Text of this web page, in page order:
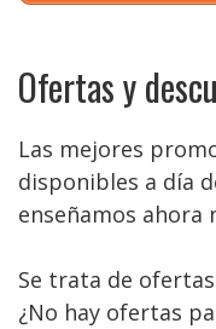
Ofertas y
Las mejores
disponibles a día
enseñamos ahora
Se trata de
¿No hay ofertas